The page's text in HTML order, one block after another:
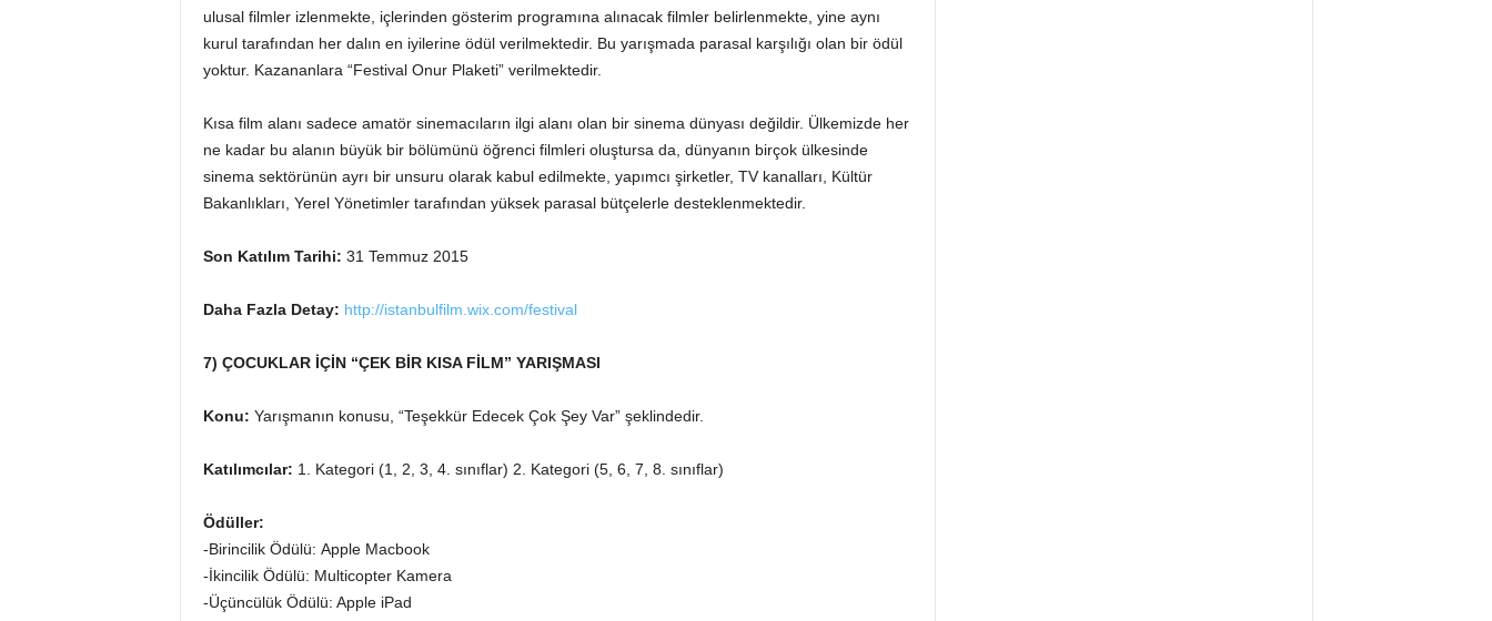
ulusal filmler izlenmekte, içlerinden gösterim programına alınacak filmler belirlenmekte, yine aynı
kurul tarafından her dalın en iyilerine ödül verilmektedir. Bu yarışmada parasal karşılığı olan bir ödül
yoktur. Kazananlara “Festival Onur Plaketi” verilmektedir.
Kısa film alanı sadece amatör sinemacıların ilgi alanı olan bir sinema dünyası değildir. Ülkemizde her
ne kadar bu alanın büyük bir bölümünü öğrenci filmleri oluştursa da, dünyanın birçok ülkesinde
sinema sektörünün ayrı bir unsuru olarak kabul edilmekte, yapımcı şirketler, TV kanalları, Kültür
Bakanlıkları, Yerel Yönetimler tarafından yüksek parasal bütçelerle desteklenmektedir.
Son Katılım Tarihi: 31 Temmuz 2015
Daha Fazla Detay: http://istanbulfilm.wix.com/festival
7) ÇOCUKLAR İÇİN “ÇEK BİR KISA FİLM” YARIŞMASI
Konu: Yarışmanın konusu, “Teşekkür Edecek Çok Şey Var” şeklindedir.
Katılımcılar: 1. Kategori (1, 2, 3, 4. sınıflar) 2. Kategori (5, 6, 7, 8. sınıflar)
Ödüller:
-Birincilik Ödülü: Apple Macbook
-İkincilik Ödülü: Multicopter Kamera
-Üçüncülük Ödülü: Apple iPad